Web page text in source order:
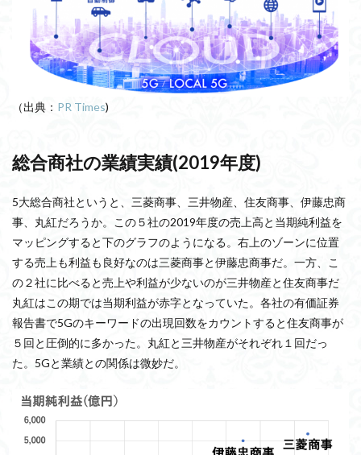
（出典： PR Times)
総合商社の業績実績(2019年度)
5大総合商社というと、三菱商事、三井物産、住友商事、伊藤忠商
事、丸紅だろうか。この５社の2019年度の売上高と当期純利益を
マッピングすると下のグラフのようになる。右上のゾーンに位置
する売上も利益も良好なのは三菱商事と伊藤忠商事だ。一方、こ
の２社に比べると売上や利益が少ないのが三井物産と住友商事だ
丸紅はこの期では当期利益が赤字となっていた。各社の有価証券
報告書で5Gのキーワードの出現回数をカウントすると住友商事が
５回と圧倒的に多かった。丸紅と三井物産がそれぞれ１回だっ
た。5Gと業績との関係は微妙だ。